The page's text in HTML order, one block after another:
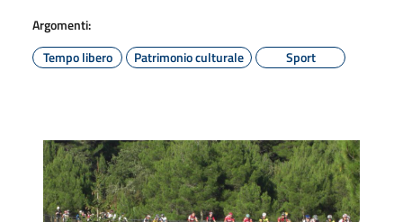
Argomenti:
Tempo libero
Patrimonio culturale Sport